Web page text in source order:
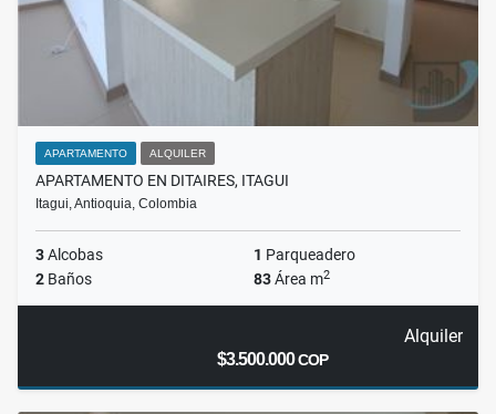
APARTAMENTO ALQUILER
APARTAMENTO EN DITAIRES, ITAGUI
Itagui, Antioquia, Colombia
3Alcobas 1 Parqueadero
2 Baños 83Área m2
Alquiler
$3.500.000COP